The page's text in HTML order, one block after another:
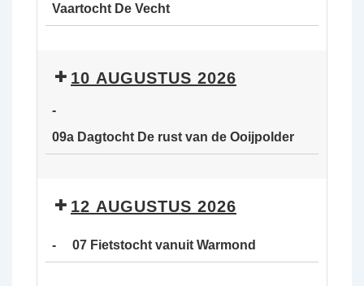
Vaartocht De Vecht
Rondrit
Vaartocht
10 AUGUSTUS 2026
-
09a Dagtocht De rust van de Ooijpolder
De
van
12 AUGUSTUS 2026
- 07 Fietstocht vanuit Warmond